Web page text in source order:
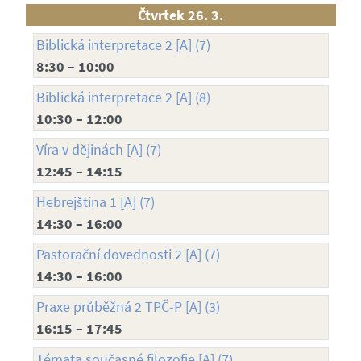
Čtvrtek 26. 3.
Biblická interpretace 2 [A] (7)
8:30 – 10:00
Biblická interpretace 2 [A] (8)
10:30 – 12:00
Víra v dějinách [A] (7)
12:45 – 14:15
Hebrejština 1 [A] (7)
14:30 – 16:00
Pastorační dovednosti 2 [A] (7)
14:30 – 16:00
Praxe průběžná 2 TPČ-P [A] (3)
16:15 – 17:45